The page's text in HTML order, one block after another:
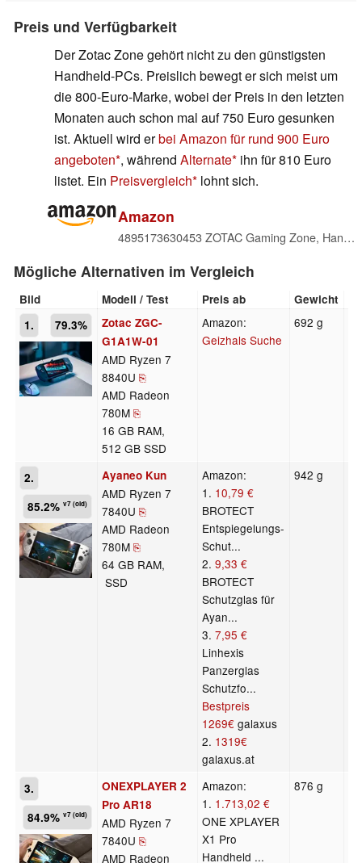
Preis und Verfügbarkeit
Der Zotac Zone gehört nicht zu den günstigsten
Handheld-PCs. Preislich bewegt er sich meist um
die 800-Euro-Marke, wobei der Preis in den letzten
Monaten auch schon mal auf 750 Euro gesunken
ist. Aktuell wird erbei Amazon für rund 900 Euro
angeboten , während Alternate ihn für 810 Euro
listet. Ein Preisvergleich lohnt sich.
Amazon
4895173630453 ZOTAC Gaming Zone, Handheld, AMD 8840U, AMOLED, 16 GB LPDDR5X, 512 GB M.2 SSD, 2 x USB4, WIN11 Home, Universal Plug
Mögliche Alternativen im Vergleich
Bild Modell / Test Preis ab Gewicht
1.
79.3%
Zotac ZGC-
G1A1W-01
AMD Ryzen 7
8840U ⎘
AMD Radeon
780M ⎘
16 GB RAM,
512 GB SSD
Amazon:
Geizhals Suche
692 g
2.
85.2%v7 (old)
Ayaneo Kun
AMD Ryzen 7
7840U ⎘
AMD Radeon
780M ⎘
64 GB RAM,
SSD
Amazon:
1. 10,79 €
BROTECT
Entspiegelungs-
Schut...
2.9,33 €
BROTECT
Schutzglas für
Ayan...
3.7,95 €
Linhexis
Panzerglas
Schutzfo...
Bestpreis
1269€ galaxus
2. 1319€
galaxus.at
942 g
3.
84.9%v7 (old)
ONEXPLAYER 2
Pro AR18
AMD Ryzen 7
7840U ⎘
AMD Radeon
Amazon:
1. 1.713,02 €
ONE XPLAYER
X1 Pro
Handheld ...
876 g